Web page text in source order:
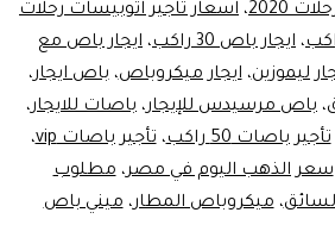
2020
، اسعار تاجير اتوبيسات رحلات
، ايجار باص 30 راكب ، ايجار باص مع
ليموزين،ايجار ميكروباص،باص ايجار،
، باص مرسيدس للإيجار، باصات للايجار،
تأجير باصات 50 راكب ،تأجير باصات vip
،
سعر الذهب اليوم في مصر،مطلوب
،ميكروباص المطار،ميني باص